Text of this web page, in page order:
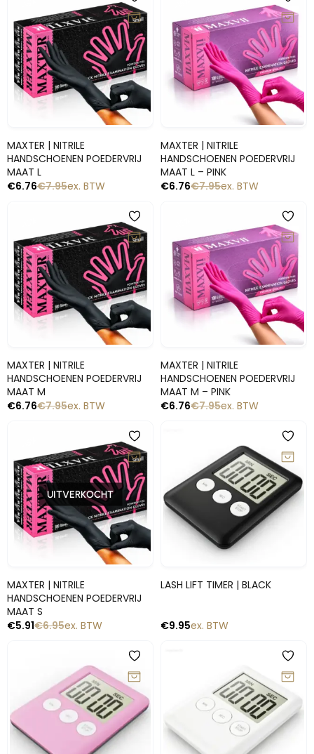
MAXTER | NITRILE
HANDSCHOENEN POEDERVRIJ
MAAT L
€7.95
€6.76 ex. BTW
MAXTER | NITRILE
HANDSCHOENEN POEDERVRIJ
MAAT L – PINK
€7.95
€6.76 ex. BTW
MAXTER | NITRILE
HANDSCHOENEN POEDERVRIJ
MAAT M
€7.95
€6.76 ex. BTW
MAXTER | NITRILE
HANDSCHOENEN POEDERVRIJ
MAAT M – PINK
€7.95
€6.76 ex. BTW
UITVERKOCHT
MAXTER | NITRILE
HANDSCHOENEN POEDERVRIJ
MAAT S
€6.95
€5.91 ex. BTW
Snelle blik
LASH LIFT TIMER | BLACK
€9.95ex. BTW